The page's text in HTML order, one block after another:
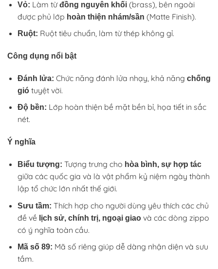
Vỏ: Làm từđồng nguyên khối(brass), bên ngoài
được phủ lớp hoàn thiện nhám/sần (Matte Finish).
Ruột: Ruột tiêu chuẩn, làm từ thép không gỉ.
Công dụng nổi bật
Đánh lửa: Chức năng đánh lửa nhạy, khả năng chống
giótuyệt vời.
Độ bền: Lớp hoàn thiện bề mặt bền bỉ, họa tiết in sắc
nét.
Ý nghĩa
Biểu tượng: Tượng trưng cho hòa bình, sự hợp tác
giữa các quốc gia và là vật phẩm kỷ niệm ngày thành
lập tổ chức lớn nhất thế giới.
Sưu tầm: Thích hợp cho người dùng yêu thích các chủ
đề về lịch sử, chính trị, ngoại giaovà các dòng zippo
có ý nghĩa toàn cầu.
Mã số 89: Mã số riêng giúp dễ dàng nhận diện và sưu
tầm.